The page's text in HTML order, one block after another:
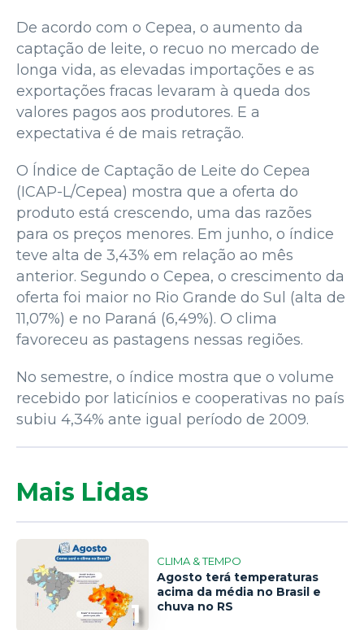
De acordo com o Cepea, o aumento da
captação de leite, o recuo no mercado de
longa vida, as elevadas importações e as
exportações fracas levaram à queda dos
valores pagos aos produtores. E a
expectativa é de mais retração.
O Índice de Captação de Leite do Cepea
(ICAP-L/Cepea) mostra que a oferta do
produto está crescendo, uma das razões
para os preços menores. Em junho, o índice
teve alta de 3,43% em relação ao mês
anterior. Segundo o Cepea, o crescimento da
oferta foi maior no Rio Grande do Sul (alta de
11,07%) e no Paraná (6,49%). O clima
favoreceu as pastagens nessas regiões.
No semestre, o índice mostra que o volume
recebido por laticínios e cooperativas no país
subiu 4,34% ante igual período de 2009.
Mais Lidas
1
CLIMA & TEMPO
Agosto terá temperaturas
acima da média no Brasil e
chuva no RS